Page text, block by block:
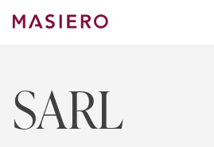
Skip
SARL